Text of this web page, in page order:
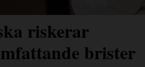
riskerar
brister